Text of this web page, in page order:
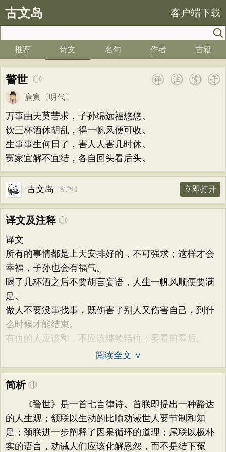
古文岛 客户端下载
推荐 诗文 名句 作者 古籍
警世
唐寅 〔明代〕
万事由天莫苦求，子孙绵远福悠悠。
饮三杯酒休胡乱，得一帆风便可收。
生事事生何日了，害人人害几时休。
冤家宜解不宜结，各自回头看后头。
古文岛 客户端 立即打开
译文及注释
译文
所有的事情都是上天安排好的，不可强求；这样才会
幸福，子孙也会有福气。
喝了几杯酒之后不要胡言妄语，人生一帆风顺便要满
足。
做人不要没事找事，既伤害了别人又伤害自己，到什
么时候才能结束。
有仇的人应该和，不应该继续结仇；要看前看后。
阅读全文 ∨
简析
《警世》是一首七言律诗。首联即提出一种豁达
的人生观；颔联以生动的比喻劝诫世人要节制和知
足；颈联进一步阐释了因果循环的道理；尾联以极朴
实的语言，劝诫人们应该化解恩怨，而不是结下冤